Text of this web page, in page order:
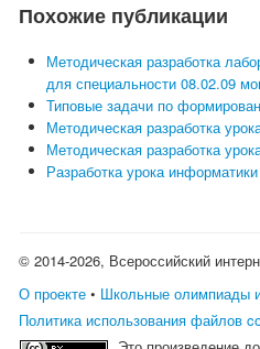
Похожие публикации
Методическая разработка
для специальности 08.02.09
Типовые задачи по
Методическая разработка
Методическая разработка
Разработка урока
© 2014-2026, Всероссийский
О проекте • Школьные олимпиады
Политика использования файлов